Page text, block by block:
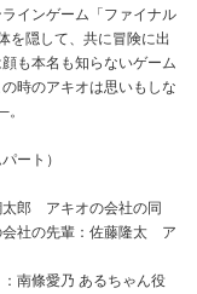
インゲーム「ファイナル
を隠して、共に冒険に出
も本名も知らないゲーム
時のアキオは思いもしな
ート）
郎 アキオの会社の同
社の先輩：佐藤隆太 ア
南條愛乃 あるちゃん役